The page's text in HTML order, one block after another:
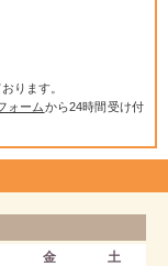
ります。
ォームから24時間受け付
金
土